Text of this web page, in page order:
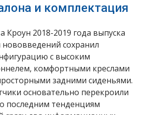
и комплектация
Кроун 2018-2019 года выпуска
сохранил
с высоким
комфортными креслами
задними сиденьями.
основательно перекроили
последним тенденциям